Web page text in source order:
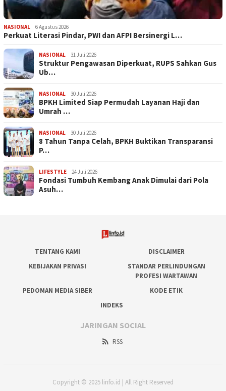
NASIONAL 6 Agustus 2026
Perkuat Literasi Pindar, PWI dan AFPI Bersinergi L…
NASIONAL 31 Juli 2026
​Struktur Pengawasan Diperkuat, RUPS Sahkan Gus
Ub…
NASIONAL 30 Juli 2026
BPKH Limited Siap Permudah Layanan Haji dan
Umrah …
NASIONAL 30 Juli 2026
​8 Tahun Tanpa Celah, BPKH Buktikan Transparansi
P…
LIFESTYLE 24 Juli 2026
Fondasi Tumbuh Kembang Anak Dimulai dari Pola
Asuh…
TENTANG KAMI
DISCLAIMER
KEBIJAKAN PRIVASI
STANDAR PERLINDUNGAN
PROFESI WARTAWAN
PEDOMAN MEDIA SIBER
KODE ETIK
INDEKS
JARINGAN SOCIAL
RSS
Copyright © 2025 linfo.id | All Right Reserved